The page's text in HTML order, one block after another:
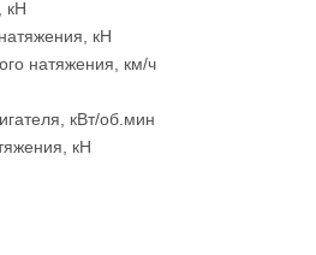
кН
кН
натяжения, км/ч
кВт/об.мин
кН